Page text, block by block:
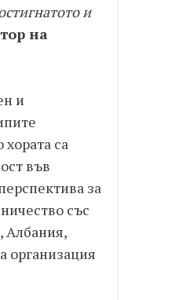
и
на
и
са
във
за
със
Албания,
организация